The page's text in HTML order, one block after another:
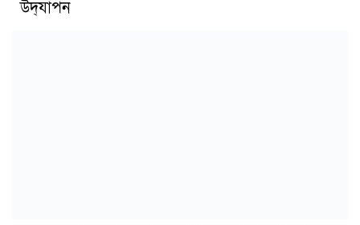
উদ্‌যাপন